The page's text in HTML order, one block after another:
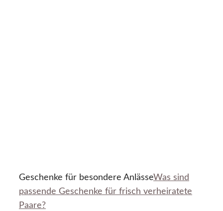
Geschenke für besondere AnlässeWas sind
passende Geschenke für frisch verheiratete
Paare?